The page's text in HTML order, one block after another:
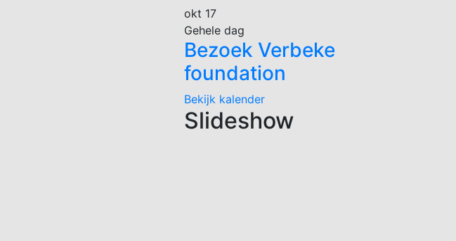
okt 17
Gehele dag
Bezoek Verbeke
foundation
Bekijk kalender
Slideshow